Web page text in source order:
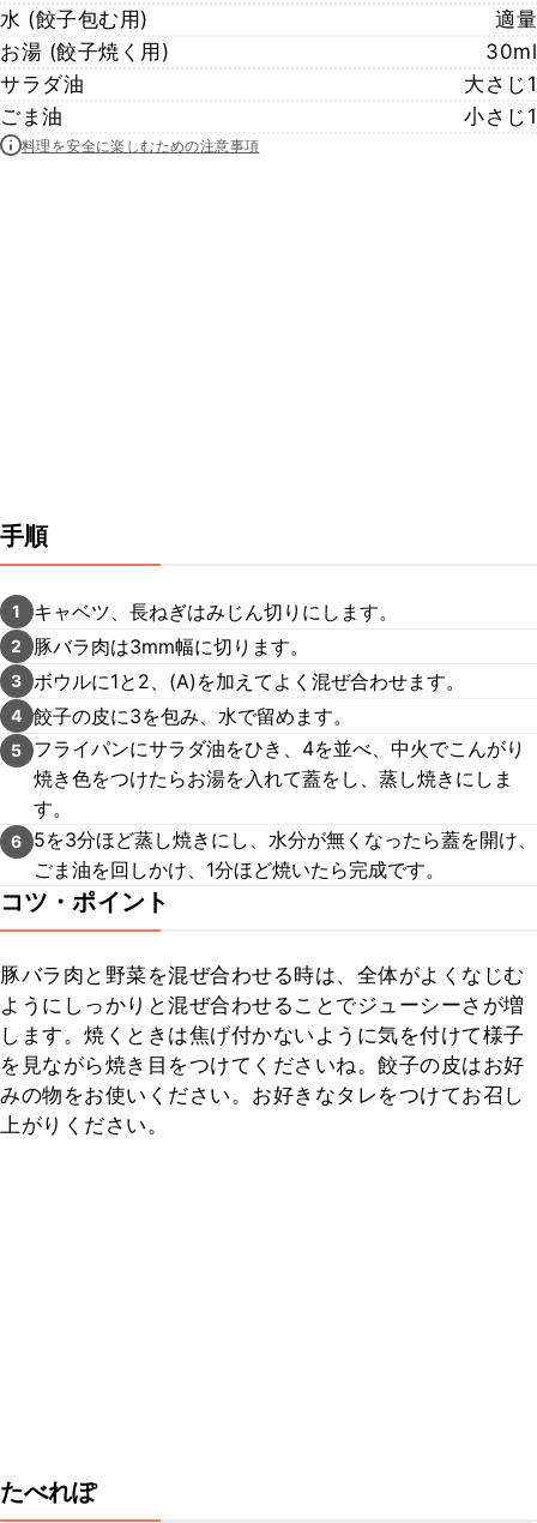
水 (餃子包む用)
適量
お湯 (餃子焼く用)
30ml
サラダ油
大さじ1
ごま油
小さじ1
料理を安全に楽しむための注意事項
手順
1 キャベツ、長ねぎはみじん切りにします。
2 豚バラ肉は3mm幅に切ります。
3 ボウルに1と2、(A)を加えてよく混ぜ合わせます。
4 餃子の皮に3を包み、水で留めます。
5
フライパンにサラダ油をひき、4を並べ、中火でこんがり
焼き色をつけたらお湯を入れて蓋をし、蒸し焼きにしま
す。
6
5を3分ほど蒸し焼きにし、水分が無くなったら蓋を開け、
ごま油を回しかけ、1分ほど焼いたら完成です。
コツ・ポイント
豚バラ肉と野菜を混ぜ合わせる時は、全体がよくなじむ
ようにしっかりと混ぜ合わせることでジューシーさが増
します。焼くときは焦げ付かないように気を付けて様子
を見ながら焼き目をつけてくださいね。餃子の皮はお好
みの物をお使いください。お好きなタレをつけてお召し
上がりください。
たべれぽ